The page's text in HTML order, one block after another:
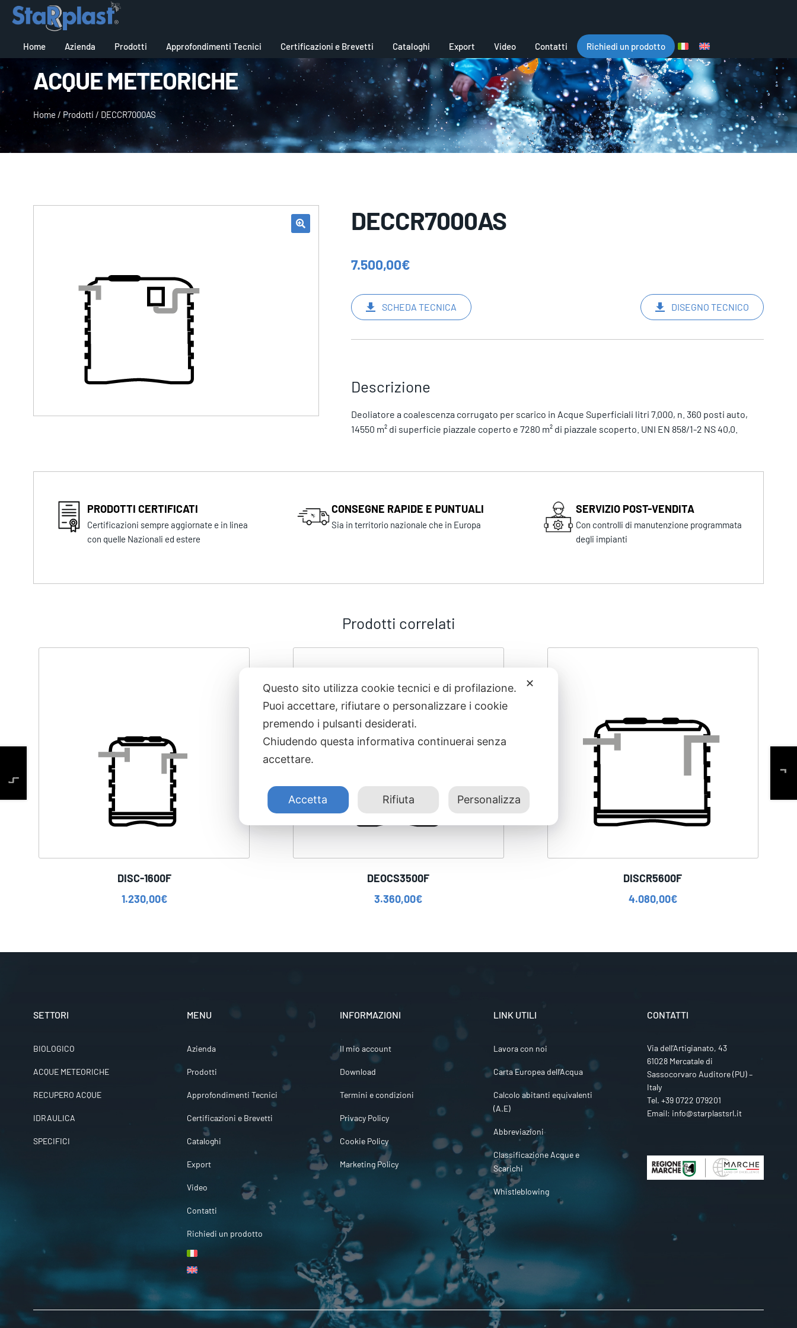
Home Azienda Prodotti Approfondimenti Tecnici Certificazioni e Brevetti Cataloghi Export Video Contatti Richiedi un prodotto
ACQUE METEORICHE
Home / Prodotti / DECCR7000AS
DECCR7000AS
7.500,00€
SCHEDA TECNICA DISEGNO TECNICO
Descrizione
Deoliatore a coalescenza corrugato per scarico in Acque Superficiali litri 7.000, n. 360 posti auto,
14550 m² di superficie piazzale coperto e 7280 m² di piazzale scoperto. UNI EN 858/1-2 NS 40,0.
PRODOTTI CERTIFICATI
Certificazioni sempre aggiornate e in linea
con quelle Nazionali ed estere
CONSEGNE RAPIDE E PUNTUALI
Sia in territorio nazionale che in Europa
SERVIZIO POST-VENDITA
Con controlli di manutenzione programmata
degli impianti
Prodotti correlati
DISC-1600F
1.230,00€
DEOCS3500F
3.360,00€
DISCR5600F
4.080,00€
SETTORI
BIOLOGICO
ACQUE METEORICHE
RECUPERO ACQUE
IDRAULICA
SPECIFICI
MENU
Azienda
Prodotti
Approfondimenti Tecnici
Certificazioni e Brevetti
Cataloghi
Export
Video
Contatti
Richiedi un prodotto
INFORMAZIONI
Il mio account
Download
Termini e condizioni
Privacy Policy
Cookie Policy
Marketing Policy
LINK UTILI
Lavora con noi
Carta Europea dell’Acqua
Calcolo abitanti equivalenti
(A.E)
Abbreviazioni
Classificazione Acque e
Scarichi
Whistleblowing
CONTATTI
Via dell’Artigianato, 43
61028 Mercatale di
Sassocorvaro Auditore (PU) –
Italy
Tel. +39 0722 079201
Email: info@starplastsrl.it
✕
Questo sito utilizza cookie tecnici e di profilazione.
Puoi accettare, rifiutare o personalizzare i cookie
premendo i pulsanti desiderati.
Chiudendo questa informativa continuerai senza
accettare.
Accetta Rifiuta Personalizza